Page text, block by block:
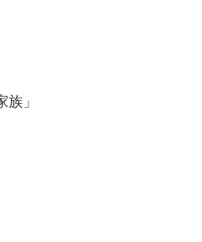
」